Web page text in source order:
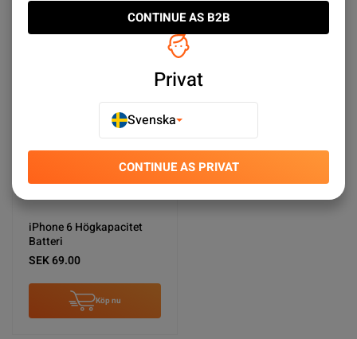
iPhone 6 Högkapacitet
Batteri
SEK 69.00
Köp nu
CONTINUE AS B2B
Privat
Svenska
CONTINUE AS PRIVAT